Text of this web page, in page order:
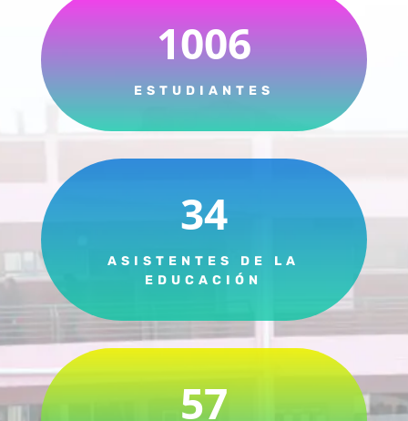
1006
ESTUDIANTES
34
ASISTENTES DE LA
EDUCACIÓN
57